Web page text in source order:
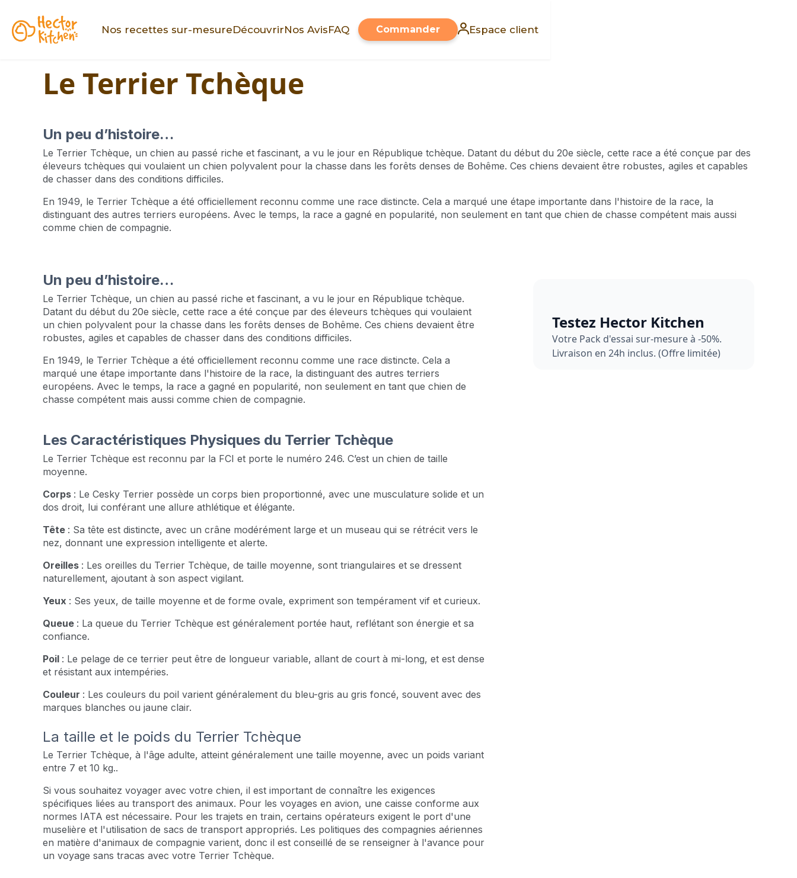
Nos recettes sur-mesureDécouvrirNos AvisFAQ Commander Espace client
Le Terrier Tchèque
Un peu d’histoire…
Le Terrier Tchèque, un chien au passé riche et fascinant, a vu le jour en République tchèque. Datant du début du 20e siècle, cette race a été conçue par des
éleveurs tchèques qui voulaient un chien polyvalent pour la chasse dans les forêts denses de Bohême. Ces chiens devaient être robustes, agiles et capables
de chasser dans des conditions difficiles.
En 1949, le Terrier Tchèque a été officiellement reconnu comme une race distincte. Cela a marqué une étape importante dans l'histoire de la race, la
distinguant des autres terriers européens. Avec le temps, la race a gagné en popularité, non seulement en tant que chien de chasse compétent mais aussi
comme chien de compagnie.
Un peu d’histoire…
Le Terrier Tchèque, un chien au passé riche et fascinant, a vu le jour en République tchèque.
Datant du début du 20e siècle, cette race a été conçue par des éleveurs tchèques qui voulaient
un chien polyvalent pour la chasse dans les forêts denses de Bohême. Ces chiens devaient être
robustes, agiles et capables de chasser dans des conditions difficiles.
En 1949, le Terrier Tchèque a été officiellement reconnu comme une race distincte. Cela a
marqué une étape importante dans l'histoire de la race, la distinguant des autres terriers
européens. Avec le temps, la race a gagné en popularité, non seulement en tant que chien de
chasse compétent mais aussi comme chien de compagnie.
Les Caractéristiques Physiques du Terrier Tchèque
Le Terrier Tchèque est reconnu par la FCI et porte le numéro 246. C’est un chien de taille
moyenne.
Corps : Le Cesky Terrier possède un corps bien proportionné, avec une musculature solide et un
dos droit, lui conférant une allure athlétique et élégante.
Tête : Sa tête est distincte, avec un crâne modérément large et un museau qui se rétrécit vers le
nez, donnant une expression intelligente et alerte.
Oreilles : Les oreilles du Terrier Tchèque, de taille moyenne, sont triangulaires et se dressent
naturellement, ajoutant à son aspect vigilant.
Yeux : Ses yeux, de taille moyenne et de forme ovale, expriment son tempérament vif et curieux.
Queue : La queue du Terrier Tchèque est généralement portée haut, reflétant son énergie et sa
confiance.
Poil : Le pelage de ce terrier peut être de longueur variable, allant de court à mi-long, et est dense
et résistant aux intempéries.
Couleur : Les couleurs du poil varient généralement du bleu-gris au gris foncé, souvent avec des
marques blanches ou jaune clair.
La taille et le poids du Terrier Tchèque
Le Terrier Tchèque, à l'âge adulte, atteint généralement une taille moyenne, avec un poids variant
entre 7 et 10 kg..
Si vous souhaitez voyager avec votre chien, il est important de connaître les exigences
spécifiques liées au transport des animaux. Pour les voyages en avion, une caisse conforme aux
normes IATA est nécessaire. Pour les trajets en train, certains opérateurs exigent le port d'une
muselière et l'utilisation de sacs de transport appropriés. Les politiques des compagnies aériennes
en matière d'animaux de compagnie varient, donc il est conseillé de se renseigner à l'avance pour
un voyage sans tracas avec votre Terrier Tchèque.
Testez Hector Kitchen
Votre Pack d'essai sur-mesure à -50%.
Livraison en 24h inclus. (Offre limitée)